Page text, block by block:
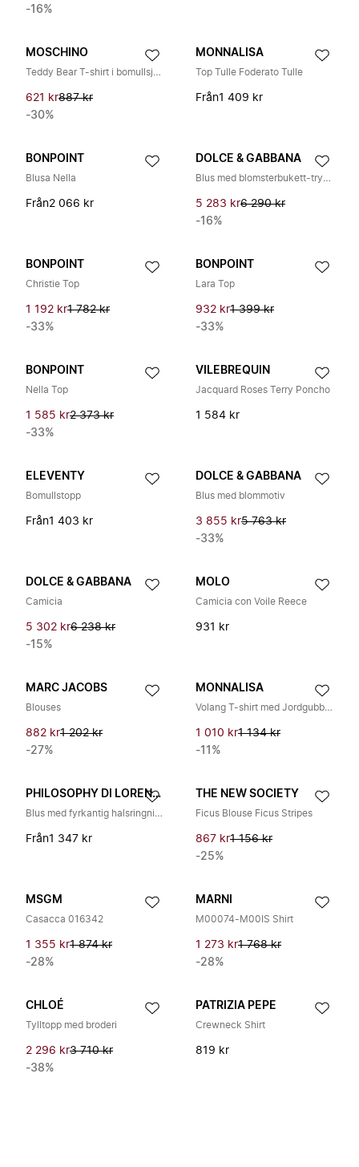
-16%
MOSCHINO
Teddy Bear T-shirt i bomullsjersey
621 kr887 kr
-30%
MONNALISA
Top Tulle Foderato Tulle
Från1 409 kr
BONPOINT
Blusa Nella
Från2 066 kr
DOLCE & GABBANA
Blus med blomsterbukett-tryck i poplin
5 283 kr6 290 kr
-16%
BONPOINT
Christie Top
1 192 kr1 782 kr
-33%
BONPOINT
Lara Top
932 kr1 399 kr
-33%
BONPOINT
Nella Top
1 585 kr2 373 kr
-33%
VILEBREQUIN
Jacquard Roses Terry Poncho
1 584 kr
ELEVENTY
Bomullstopp
Från1 403 kr
DOLCE & GABBANA
Blus med blommotiv
3 855 kr5 763 kr
-33%
DOLCE & GABBANA
Camicia
5 302 kr6 238 kr
-15%
MOLO
Camicia con Voile Reece
931 kr
MARC JACOBS
Blouses
882 kr1 202 kr
-27%
MONNALISA
Volang T-shirt med Jordgubbstryck
1 010 kr1 134 kr
-11%
PHILOSOPHY DI LORENZO SERAFINI
Blus med fyrkantig halsringning och spets
Från1 347 kr
THE NEW SOCIETY
Ficus Blouse Ficus Stripes
867 kr1 156 kr
-25%
MSGM
Casacca 016342
1 355 kr1 874 kr
-28%
MARNI
M00074-M00IS Shirt
1 273 kr1 768 kr
-28%
CHLOÉ
Tylltopp med broderi
2 296 kr3 710 kr
-38%
PATRIZIA PEPE
Crewneck Shirt
819 kr